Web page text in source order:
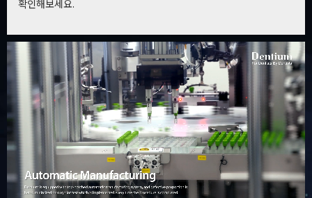
확인해보세요.